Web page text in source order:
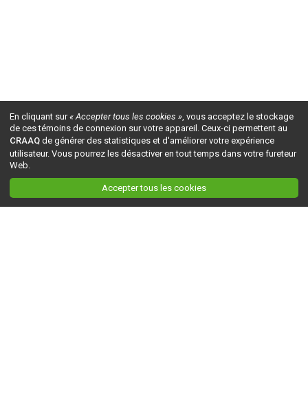
En cliquant sur« Accepter tous les cookies », vous acceptez le stockage
de ces témoins de connexion sur votre appareil. Ceux-ci permettent au
CRAAQ de générer des statistiques et d'améliorer votre expérience
utilisateur. Vous pourrez les désactiver en tout temps dans votre fureteur
Web.
Accepter tous les cookies